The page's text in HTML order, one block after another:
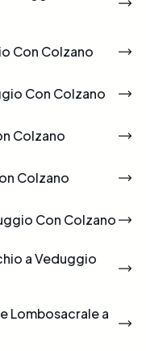
Con Colzano
Con Colzano
Colzano
Colzano
Con Colzano
a Veduggio
Lombosacrale a